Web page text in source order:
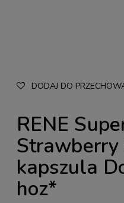
DODAJ DO
RENE
kapszula
hoz*